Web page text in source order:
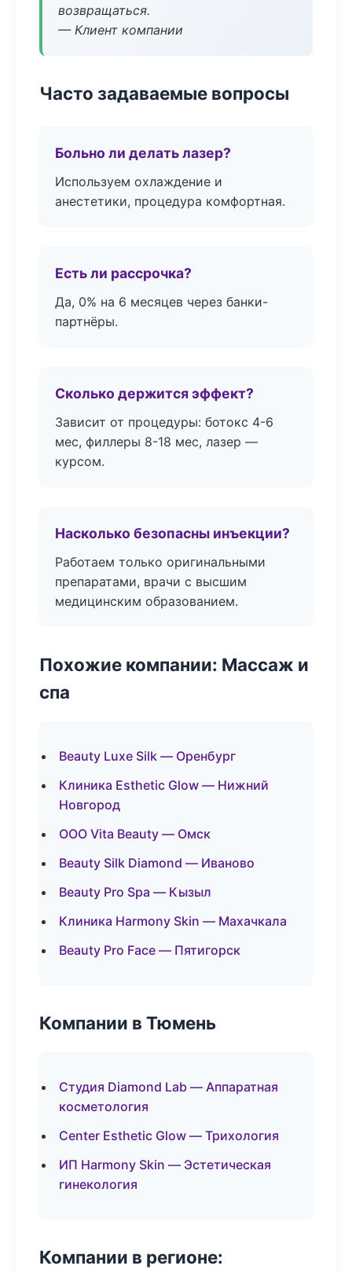
возвращаться.
— Клиент компании
Часто задаваемые вопросы
Больно ли делать лазер?
Используем охлаждение и
анестетики, процедура комфортная.
Есть ли рассрочка?
Да, 0% на 6 месяцев через банки-
партнёры.
Сколько держится эффект?
Зависит от процедуры: ботокс 4-6
мес, филлеры 8-18 мес, лазер —
курсом.
Насколько безопасны инъекции?
Работаем только оригинальными
препаратами, врачи с высшим
медицинским образованием.
Похожие компании: Массаж и
спа
Beauty Luxe Silk — Оренбург
Клиника Esthetic Glow — Нижний
Новгород
ООО Vita Beauty — Омск
Beauty Silk Diamond — Иваново
Beauty Pro Spa — Кызыл
Клиника Harmony Skin — Махачкала
Beauty Pro Face — Пятигорск
Компании в Тюмень
Студия Diamond Lab — Аппаратная
косметология
Center Esthetic Glow — Трихология
ИП Harmony Skin — Эстетическая
гинекология
Компании в регионе: